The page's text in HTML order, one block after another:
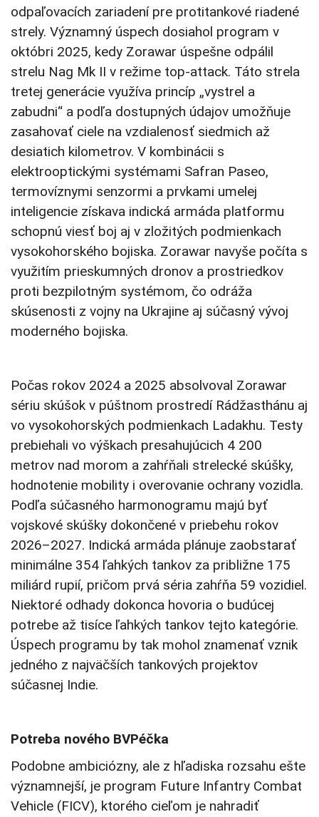
odpaľovacích zariadení pre protitankové riadené
strely. Významný úspech dosiahol program v
októbri 2025, kedy Zorawar úspešne odpálil
strelu Nag Mk II v režime top-attack. Táto strela
tretej generácie využíva princíp „vystrel a
zabudni“ a podľa dostupných údajov umožňuje
zasahovať ciele na vzdialenosť siedmich až
desiatich kilometrov. V kombinácii s
elektrooptickými systémami Safran Paseo,
termovíznymi senzormi a prvkami umelej
inteligencie získava indická armáda platformu
schopnú viesť boj aj v zložitých podmienkach
vysokohorského bojiska. Zorawar navyše počíta s
využitím prieskumných dronov a prostriedkov
proti bezpilotným systémom, čo odráža
skúsenosti z vojny na Ukrajine aj súčasný vývoj
moderného bojiska.
Počas rokov 2024 a 2025 absolvoval Zorawar
sériu skúšok v púštnom prostredí Rádžasthánu aj
vo vysokohorských podmienkach Ladakhu. Testy
prebiehali vo výškach presahujúcich 4 200
metrov nad morom a zahŕňali strelecké skúšky,
hodnotenie mobility i overovanie ochrany vozidla.
Podľa súčasného harmonogramu majú byť
vojskové skúšky dokončené v priebehu rokov
2026–2027. Indická armáda plánuje zaobstarať
minimálne 354 ľahkých tankov za približne 175
miliárd rupií, pričom prvá séria zahŕňa 59 vozidiel.
Niektoré odhady dokonca hovoria o budúcej
potrebe až tisíce ľahkých tankov tejto kategórie.
Úspech programu by tak mohol znamenať vznik
jedného z najväčších tankových projektov
súčasnej Indie.
Potreba nového BVPéčka
Podobne ambiciózny, ale z hľadiska rozsahu ešte
významnejší, je program Future Infantry Combat
Vehicle (FICV), ktorého cieľom je nahradiť